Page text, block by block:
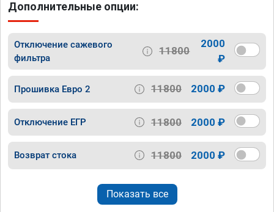
Дополнительные опции:
Отключение сажевого
фильтра
11800
2000
₽
Прошивка Евро 2 11800 2000 ₽
Отключение ЕГР 11800 2000 ₽
Возврат стока 11800 2000 ₽
Показать все